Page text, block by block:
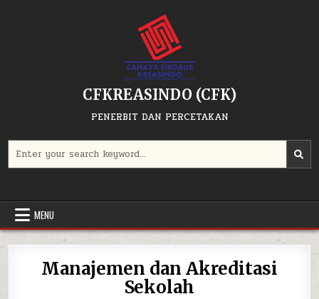
CFKREASINDO (CFK)
PENERBIT DAN PERCETAKAN
for:
MENU
Manajemen dan Akreditasi
Sekolah